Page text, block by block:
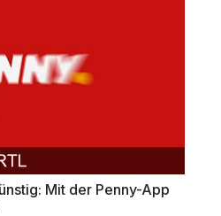
Mit der Penny-App